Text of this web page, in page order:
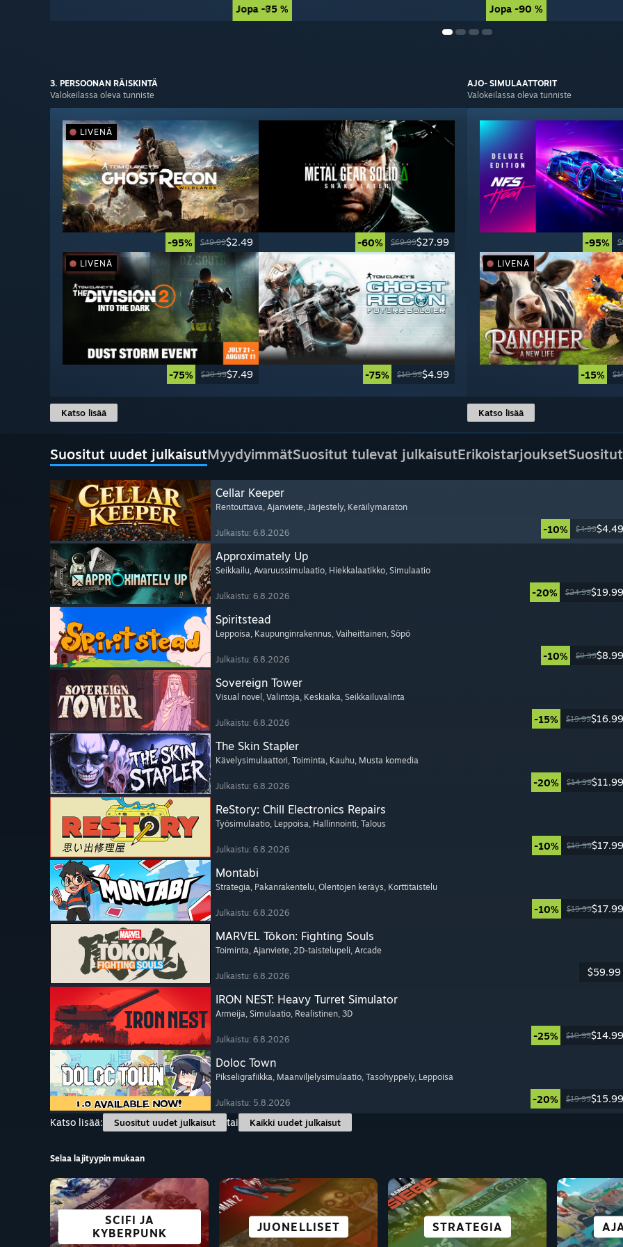
Jopa -75 % Jopa -90 %
Jopa -85 % Jopa -90 %
3. PERSOONAN RÄISKINTÄ
Valokeilassa oleva tunniste
-95% $49.99$2.49
LIVENÄ
-60% $69.99$27.99
-75% $29.99$7.49
LIVENÄ
-75% $19.99$4.99
Katso lisää
AJO- SIMULAATTORIT
Valokeilassa oleva tunniste
-95%
-15%
LIVENÄ
Katso lisää
Suositut uudet julkaisutMyydyimmätSuositut tulevat julkaisutErikoistarjoukset
Cellar Keeper
Rentouttava, Ajanviete, Järjestely, Keräilymaraton
Julkaistu: 6.8.2026 -10% $4.99$4.49
Approximately Up
Seikkailu, Avaruussimulaatio, Hiekkalaatikko, Simulaatio
Julkaistu: 6.8.2026 -20% $24.99$19.99
Spiritstead
Leppoisa, Kaupunginrakennus, Vaiheittainen, Söpö
Julkaistu: 6.8.2026 -10% $9.99$8.99
Sovereign Tower
Visual novel , Valintoja, Keskiaika, Seikkailuvalinta
Julkaistu: 6.8.2026 -15% $19.99$16.99
The Skin Stapler
Kävelysimulaattori, Toiminta, Kauhu, Musta komedia
Julkaistu: 6.8.2026 -20% $14.99$11.99
ReStory: Chill Electronics Repairs
Työsimulaatio, Leppoisa, Hallinnointi, Talous
Julkaistu: 6.8.2026 -10% $19.99$17.99
Montabi
Strategia, Pakanrakentelu, Olentojen keräys, Korttitaistelu
Julkaistu: 6.8.2026 -10% $19.99$17.99
MARVEL Tōkon: Fighting Souls
Toiminta, Ajanviete, 2D-taistelupeli, Arcade
Julkaistu: 6.8.2026 $59.99
IRON NEST: Heavy Turret Simulator
Armeija, Simulaatio, Realistinen, 3D
Julkaistu: 6.8.2026 -25% $19.99$14.99
Doloc Town
Pikseligrafiikka, Maanviljelysimulaatio, Tasohyppely, Leppoisa
Julkaistu: 5.8.2026 -20% $19.99$15.99
Katso lisää:
Suositut uudet julkaisut tai Kaikki uudet julkaisut
Selaa lajityypin mukaan
SCIFI JA
KYBERPUNK
JUONELLISET STRATEGIA
VR-PELIT
TOIMII HYVIN
DECKILLÄ
PULMAPELIT
TOIMINTA TAISTELU
KAUPUNKI JA
ASUTUS
YHTEISTYÖ ANIME SELVIYTYMINEN